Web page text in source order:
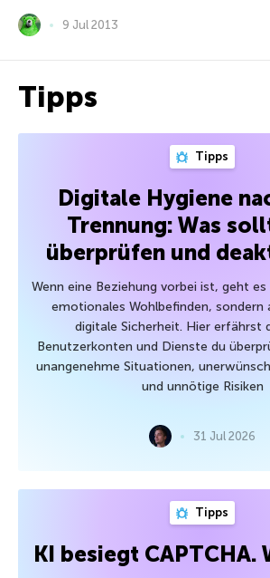
9 Jul 2013
Tipps
Tipps
Digitale Hygiene
Trennung: Was
überprüfen und
Wenn eine Beziehung vorbei ist, geht
emotionales Wohlbefinden, sondern
digitale Sicherheit. Hier erfährst
Benutzerkonten und Dienste du
unangenehme Situationen,
und unnötige Risiken
31 Jul 2026
Tipps
KI besiegt CAPTCHA.